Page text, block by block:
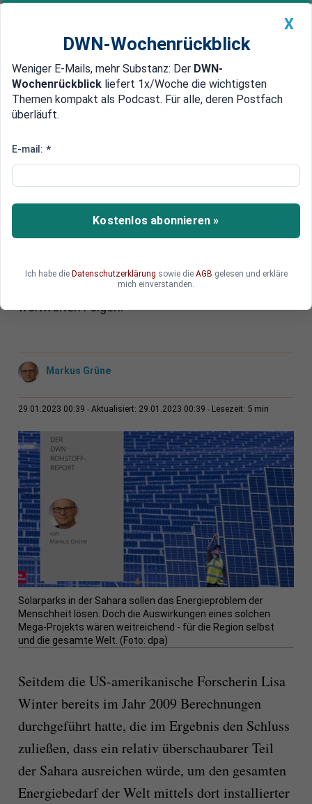
Newsticker MEIN DWN: Geldanlage Premium
Edelmetalle DWN-Magazin China
Große Solarparks könnten das
Erde aufheizen
Forscher behaupten seit Jahren, dass große
Solarparks in einem Teil der Sahara ausreichen,
Doch das Konzept scheitert am Energietransport
und hätte dazu unerwünschte Nebeneffekte mit
weltweiten Folgen.
Markus Grüne
29.01.2023 00:39 Aktualisiert: 29.01.2023 00:39 Lesezeit: 5 min
Solarparks in der Sahara sollen das Energieproblem der
Menschheit lösen. Doch die Auswirkungen eines solchen
Mega-Projekts wären weitreichend - für die Region selbst
und die gesamte Welt. (Foto: dpa)
Seitdem die US-amerikanische Forscherin Lisa
Winter bereits im Jahr 2009 Berechnungen
durchgeführt hatte, die im Ergebnis den Schluss
zuließen, dass ein relativ überschaubarer Teil
der Sahara ausreichen würde, um den gesamten
Energiebedarf der Welt mittels dort installierter
X
DWN-Wochenrückblick
Weniger E-Mails, mehr Substanz: Der DWN-
Wochenrückblick liefert 1x/Woche die wichtigsten
Themen kompakt als Podcast. Für alle, deren Postfach
überläuft.
E-mail: *
Kostenlos abonnieren »
Ich habe die Datenschutzerklärung sowie die AGB gelesen und erkläre
mich einverstanden.